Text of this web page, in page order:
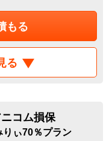
もる
る
コム損保
りぃ70％プラン